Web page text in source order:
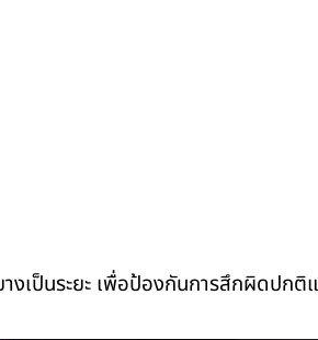
เป็นระยะ เพื่อป้องกันการสึกผิดปกติ